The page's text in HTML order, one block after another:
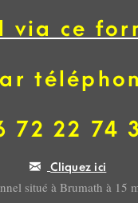
via ce
72 22 74
Cliquez ici
situé à Brumath à 15